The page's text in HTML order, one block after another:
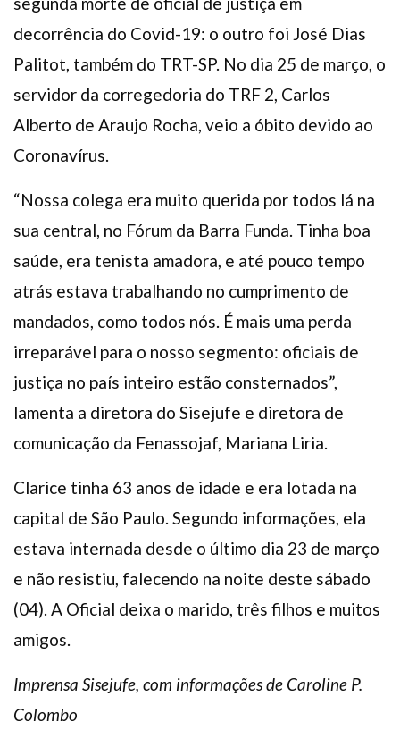
decorrência do Covid-19: o outro foi José Dias
Palitot, também do TRT-SP. No dia 25 de março, o
servidor da corregedoria do TRF 2, Carlos
Alberto de Araujo Rocha, veio a óbito devido ao
Coronavírus.
“Nossa colega era muito querida por todos lá na
sua central, no Fórum da Barra Funda. Tinha boa
saúde, era tenista amadora, e até pouco tempo
atrás estava trabalhando no cumprimento de
mandados, como todos nós. É mais uma perda
irreparável para o nosso segmento: oficiais de
justiça no país inteiro estão consternados”,
lamenta a diretora do Sisejufe e diretora de
comunicação da Fenassojaf, Mariana Liria.
Clarice tinha 63 anos de idade e era lotada na
capital de São Paulo. Segundo informações, ela
estava internada desde o último dia 23 de março
e não resistiu, falecendo na noite deste sábado
(04). A Oficial deixa o marido, três filhos e muitos
amigos.
Imprensa Sisejufe, com informações de Caroline P.
Colombo